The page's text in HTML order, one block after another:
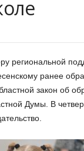
региональной
ранее
закон об
Думы. В